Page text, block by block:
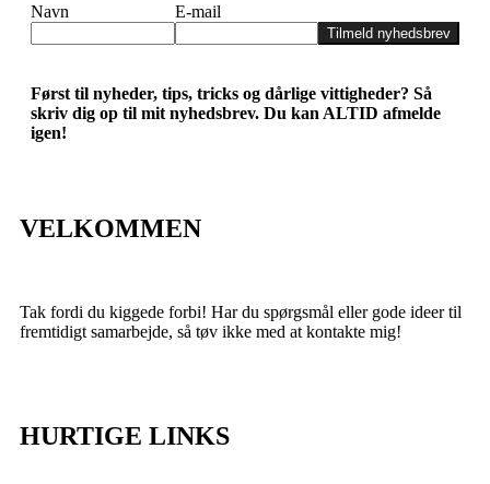
Navn E-mail
Tilmeld nyhedsbrev
Først til nyheder, tips, tricks og dårlige vittigheder? Så
skriv dig op til mit nyhedsbrev. Du kan ALTID afmelde
igen!
VELKOMMEN
Tak fordi du kiggede forbi! Har du spørgsmål eller gode ideer til
fremtidigt samarbejde, så tøv ikke med at kontakte mig!
HURTIGE LINKS